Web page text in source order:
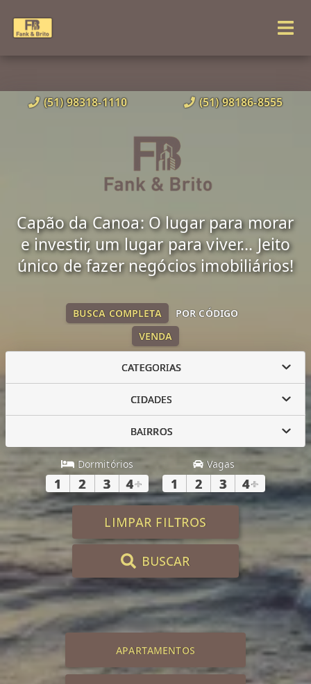
(51) 98318-1110 (51) 98186-8555
Capão da Canoa: O lugar para morar
e investir, um lugar para viver... Jeito
único de fazer negócios imobiliários!
VENDA
BUSCA COMPLETA POR CÓDIGO
CATEGORIAS
CIDADES
BAIRROS
Dormitórios
1 2 3 4+
Vagas
1 2 3 4+
LIMPAR FILTROS
BUSCAR
APARTAMENTOS